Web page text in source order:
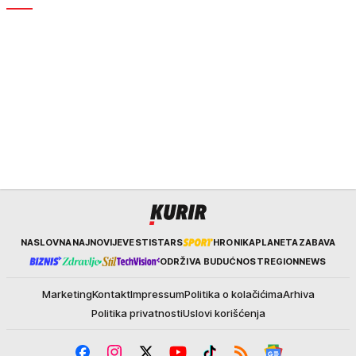
KurirNASLOVNANAJNOVIJEVESTISTARS HRONIKAPLANETAZABAVA
ODRŽIVA BUDUĆNOSTREGIONNEWS
MarketingKontaktImpressumPolitika o kolačićimaArhiva
Politika privatnostiUslovi korišćenja